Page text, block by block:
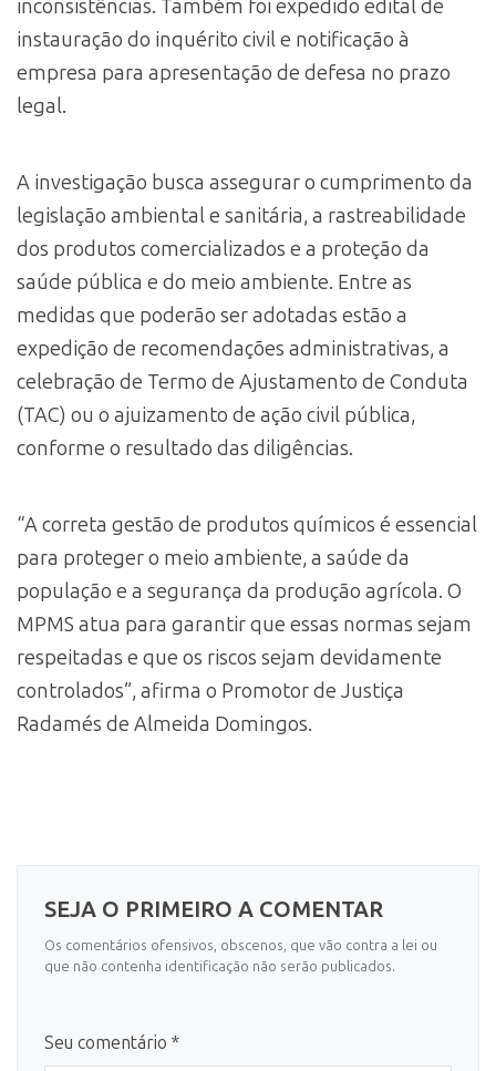
inconsistências. Também foi expedido edital de
instauração do inquérito civil e notificação à
empresa para apresentação de defesa no prazo
legal.
A investigação busca assegurar o cumprimento da
legislação ambiental e sanitária, a rastreabilidade
dos produtos comercializados e a proteção da
saúde pública e do meio ambiente. Entre as
medidas que poderão ser adotadas estão a
expedição de recomendações administrativas, a
celebração de Termo de Ajustamento de Conduta
(TAC) ou o ajuizamento de ação civil pública,
conforme o resultado das diligências.
“A correta gestão de produtos químicos é essencial
para proteger o meio ambiente, a saúde da
população e a segurança da produção agrícola. O
MPMS atua para garantir que essas normas sejam
respeitadas e que os riscos sejam devidamente
controlados”, afirma o Promotor de Justiça
Radamés de Almeida Domingos.
SEJA O PRIMEIRO A COMENTAR
Os comentários ofensivos, obscenos, que vão contra a lei ou
que não contenha identificação não serão publicados.
Seu comentário *